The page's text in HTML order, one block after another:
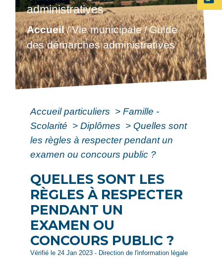
administratives
Accueil/Vie municipale/Guide
des démarches administratives
Accueil particuliers > Famille -
Scolarité > Diplômes > Quelles sont
les règles à respecter pendant un
examen ou concours public ?
QUELLES SONT LES
RÈGLES À RESPECTER
PENDANT UN
EXAMEN OU
CONCOURS PUBLIC ?
Vérifié le 24 Jan 2023 - Direction de l'information légale